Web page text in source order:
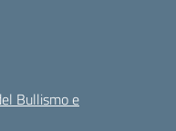
Bullismo e